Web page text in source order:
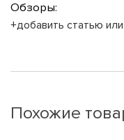
Обзоры:
+добавить статью
Похожие